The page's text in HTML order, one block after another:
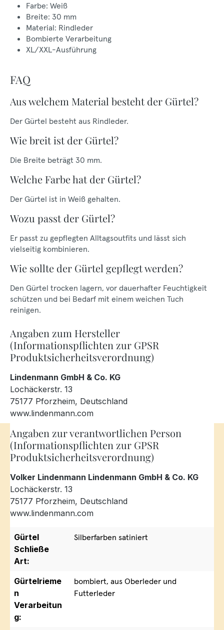
Farbe: Weiß
Breite: 30 mm
Material: Rindleder
Bombierte Verarbeitung
XL/XXL-Ausführung
FAQ
Aus welchem Material besteht der Gürtel?
Der Gürtel besteht aus Rindleder.
Wie breit ist der Gürtel?
Die Breite beträgt 30 mm.
Welche Farbe hat der Gürtel?
Der Gürtel ist in Weiß gehalten.
Wozu passt der Gürtel?
Er passt zu gepflegten Alltagsoutfits und lässt sich
vielseitig kombinieren.
Wie sollte der Gürtel gepflegt werden?
Den Gürtel trocken lagern, vor dauerhafter Feuchtigkeit
schützen und bei Bedarf mit einem weichen Tuch
reinigen.
Angaben zum Hersteller
(Informationspflichten zur GPSR
Produktsicherheitsverordnung)
Lindenmann GmbH & Co. KG
Lochäckerstr. 13
75177 Pforzheim, Deutschland
www.lindenmann.com
Angaben zur verantwortlichen Person
(Informationspflichten zur GPSR
Produktsicherheitsverordnung)
Volker Lindenmann Lindenmann GmbH & Co. KG
Lochäckerstr. 13
75177 Pforzheim, Deutschland
www.lindenmann.com
Gürtel
Schließe
Art:
Silberfarben satiniert
Gürtelrieme
n
Verarbeitun
g:
bombiert, aus Oberleder und
Futterleder